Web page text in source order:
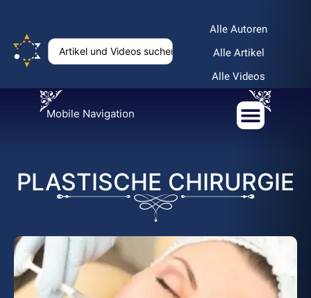
Alle Autoren
Alle Artikel
Alle Videos
Mobile Navigation
PLASTISCHE CHIRURGIE